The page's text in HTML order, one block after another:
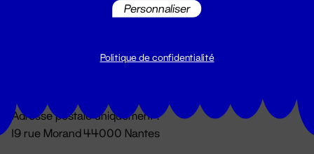
Du lundi au vendredi 14h → 18h
Adresse postale uniquement :
19 rue Morand 44000 Nantes
Personnaliser
Politique de confidentialité